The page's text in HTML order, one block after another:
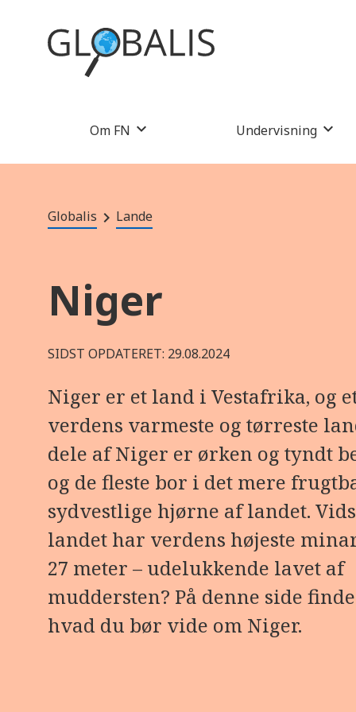
Om FN Undervisning
Globalis Lande
Niger
SIDST OPDATERET: 29.08.2024
Niger er et land i Vestafrika, og
verdens varmeste og tørreste
dele af Niger er ørken og tyndt
og de fleste bor i det mere
sydvestlige hjørne af landet.
landet har verdens højeste
27 meter – udelukkende lavet af
muddersten? På denne side
hvad du bør vide om Niger.